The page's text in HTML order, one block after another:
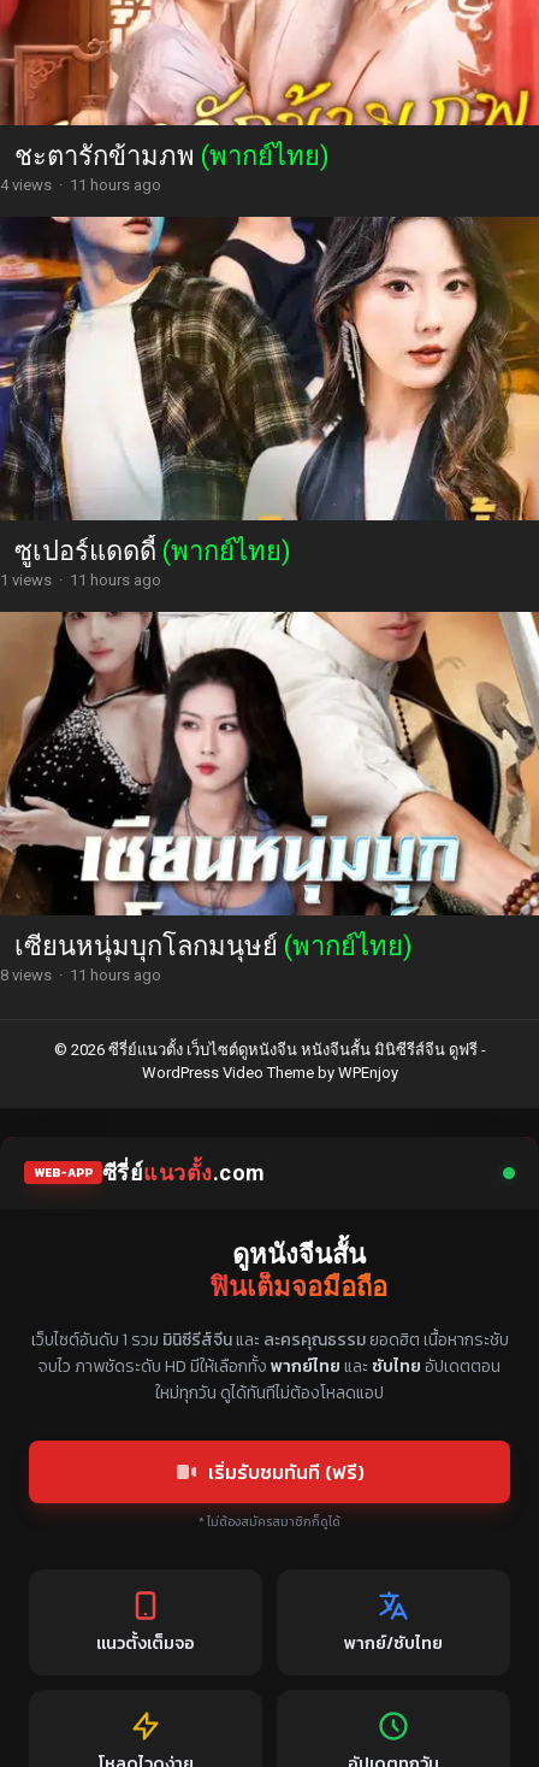
ชะตารักข้ามภพ (พากย์ไทย)
4 views · 11 hours ago
ซูเปอร์แดดดี้ (พากย์ไทย)
1 views · 11 hours ago
เซียนหนุ่มบุกโลกมนุษย์ (พากย์ไทย)
8 views · 11 hours ago
© 2026 ซีรี่ย์แนวตั้ง เว็บไซต์ดูหนังจีน หนังจีนสั้น มินิซีรีส์จีน ดูฟรี -
WordPress Video Themeby WPEnjoy
WEB-APP ซีรี่ย์แนวตั้ง.com
ดูหนังจีนสั้น
ฟินเต็มจอมือถือ
เว็บไซต์อันดับ 1 รวม มินิซีรีส์จีนและ ละครคุณธรรมยอดฮิต เนื้อหากระชับ
จบไว ภาพชัดระดับ HD มีให้เลือกทั้งพากย์ไทยและ ซับไทยอัปเดตตอน
ใหม่ทุกวัน ดูได้ทันทีไม่ต้องโหลดแอป
เริ่มรับชมทันที (ฟรี)
* ไม่ต้องสมัครสมาชิกก็ดูได้
แนวตั้งเต็มจอ พากย์/ซับไทย